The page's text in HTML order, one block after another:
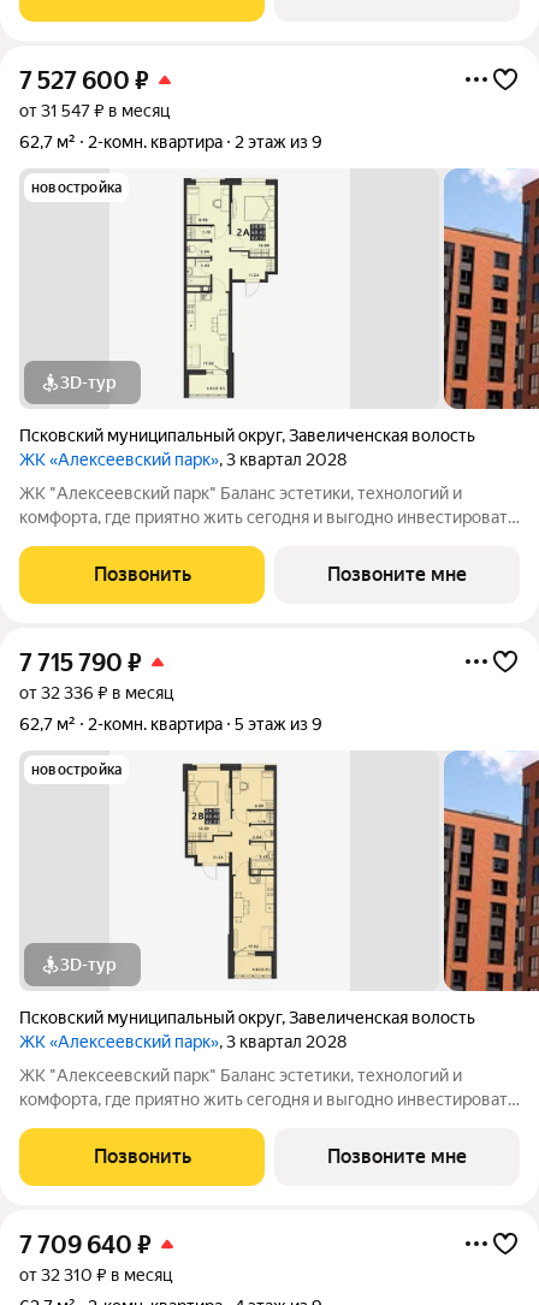
районе дальнего Завеличья. Дом выполнен в
7 527 600 ₽
от 31 547 ₽ в месяц
62,7 м²
2-комн. квартира 2 этаж из 9
новостройка
3D-тур
Псковский муниципальный округ,Завеличенская волость
ЖК «Алексеевский парк», 3 квартал 2028
ЖК "Алексеевский парк" Баланс эстетики, технологий и
комфорта, где приятно жить сегодня и выгодно инвестировать
современный проект комфорт класса в развивающемся
районе дальнего Завеличья. Дом выполнен в
Позвонить Позвоните мне
7 715 790 ₽
от 32 336 ₽ в месяц
62,7 м²
2-комн. квартира 5 этаж из 9
новостройка
3D-тур
Псковский муниципальный округ,Завеличенская волость
ЖК «Алексеевский парк», 3 квартал 2028
ЖК "Алексеевский парк" Баланс эстетики, технологий и
комфорта, где приятно жить сегодня и выгодно инвестировать
современный проект комфорт класса в развивающемся
районе дальнего Завеличья. Дом выполнен в
Позвонить Позвоните мне
7 709 640 ₽
от 32 310 ₽ в месяц